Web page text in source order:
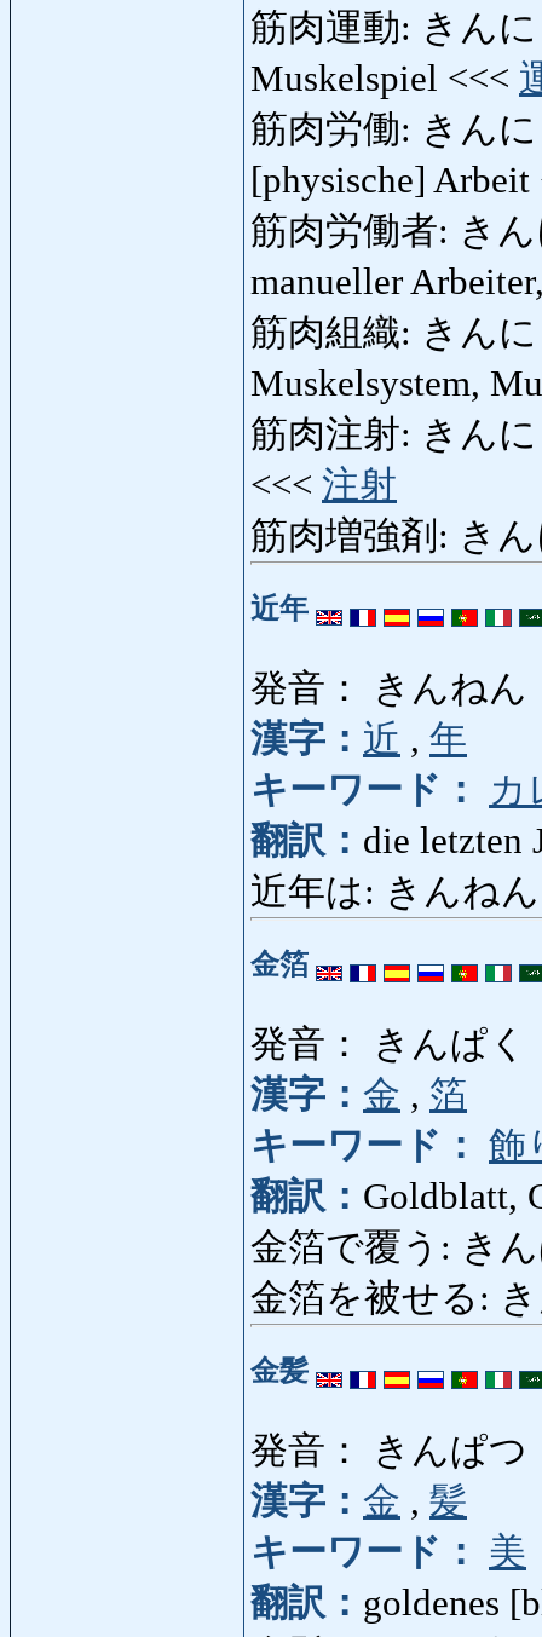
筋肉運動: きん
Muskelspiel <<<
筋肉労働: きん
[physische]
筋肉労働者: き
manueller
筋肉組織: きん
Muskelsystem,
筋肉注射: きん
<<< 注射
筋肉増強剤: き
近年
発音： きんねん
漢字： 近 , 年
キーワード：
カ
翻訳： die letzten
近年は: きんねん
金箔
発音： きんぱく
漢字： 金 , 箔
キーワード： 飾
翻訳： Goldblatt,
金箔で覆う: き
金箔を被せる:
金髪
発音： きんぱつ
漢字： 金 , 髪
キーワード：
美
翻訳： goldenes